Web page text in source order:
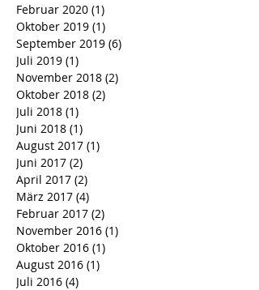
Februar 2020 (1)
Oktober 2019 (1)
September 2019 (6)
Juli 2019 (1)
November 2018 (2)
Oktober 2018 (2)
Juli 2018 (1)
Juni 2018 (1)
August 2017 (1)
Juni 2017 (2)
April 2017 (2)
März 2017 (4)
Februar 2017 (2)
November 2016 (1)
Oktober 2016 (1)
August 2016 (1)
Juli 2016 (4)